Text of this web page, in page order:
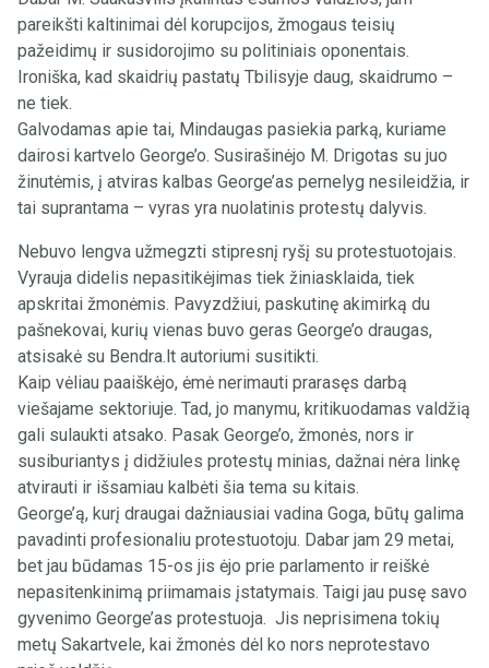
pareikšti kaltinimai dėl korupcijos, žmogaus teisių
pažeidimų ir susidorojimo su politiniais oponentais.
Ironiška, kad skaidrių pastatų Tbilisyje daug, skaidrumo –
ne tiek.
Galvodamas apie tai, Mindaugas pasiekia parką, kuriame
dairosi kartvelo George’o. Susirašinėjo M. Drigotas su juo
žinutėmis, į atviras kalbas George’as pernelyg nesileidžia, ir
tai suprantama – vyras yra nuolatinis protestų dalyvis.
Nebuvo lengva užmegzti stipresnį ryšį su protestuotojais.
Vyrauja didelis nepasitikėjimas tiek žiniasklaida, tiek
apskritai žmonėmis. Pavyzdžiui, paskutinę akimirką du
pašnekovai, kurių vienas buvo geras George’o draugas,
atsisakė su Bendra.lt autoriumi susitikti.
Kaip vėliau paaiškėjo, ėmė nerimauti prarasęs darbą
viešajame sektoriuje. Tad, jo manymu, kritikuodamas valdžią
gali sulaukti atsako. Pasak George’o, žmonės, nors ir
susiburiantys į didžiules protestų minias, dažnai nėra linkę
atvirauti ir išsamiau kalbėti šia tema su kitais.
George’ą, kurį draugai dažniausiai vadina Goga, būtų galima
pavadinti profesionaliu protestuotoju. Dabar jam 29 metai,
bet jau būdamas 15-os jis ėjo prie parlamento ir reiškė
nepasitenkinimą priimamais įstatymais. Taigi jau pusę savo
gyvenimo George’as protestuoja. Jis neprisimena tokių
metų Sakartvele, kai žmonės dėl ko nors neprotestavo